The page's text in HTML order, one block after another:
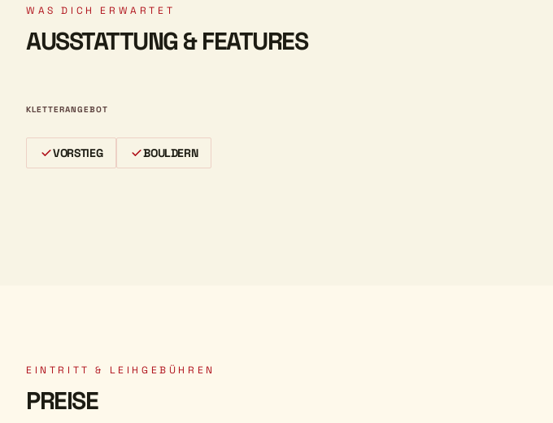
WAS DICH ERWARTET
AUSSTATTUNG & FEATURES
KLETTERANGEBOT
VORSTIEG BOULDERN
EINTRITT & LEIHGEBÜHREN
PREISE